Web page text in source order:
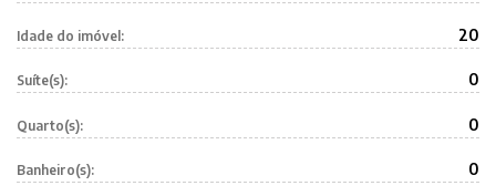
Idade do imóvel: 20
Suíte(s): 0
Quarto(s): 0
Banheiro(s): 0